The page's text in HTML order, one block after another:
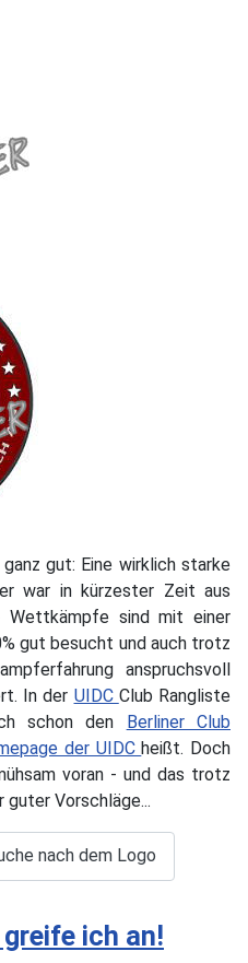
gut: Eine wirklich starke
war in kürzester Zeit aus
Wettkämpfe sind mit einer
gut besucht und auch trotz
anspruchsvoll
In der UIDC Club Rangliste
schon den Berliner Club
der UIDCheißt. Doch
voran - und das trotz
guter Vorschläge...
nach dem Logo
ich an!